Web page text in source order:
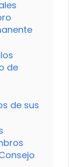
de
de sus